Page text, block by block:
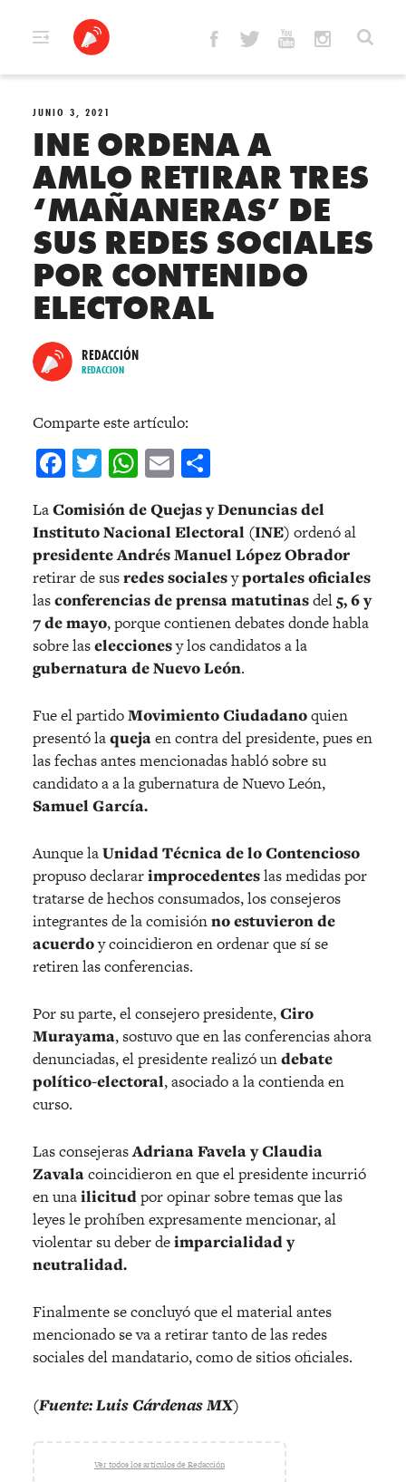
JUNIO 3, 2021
INE ORDENA A
AMLO RETIRAR TRES
‘MAÑANERAS’ DE
SUS REDES SOCIALES
POR CONTENIDO
ELECTORAL
REDACCIÓN
REDACCION
Comparte este artículo:
Facebook
Twitter
WhatsApp
Email
LaComisión de Quejas y Denuncias del
Instituto Nacional Electoral (INE) ordenó al
presidente Andrés Manuel López Obrador
retirar de susredes socialesyportales oficiales
lasconferencias de prensa matutinasdel5, 6 y
7 de mayo, porque contienen debates donde habla
sobre laseleccionesy los candidatos a la
gubernatura de Nuevo León.
Fue el partidoMovimiento Ciudadanoquien
presentó laquejaen contra del presidente, pues en
las fechas antes mencionadas habló sobre su
candidato a a la gubernatura de Nuevo León,
Samuel García.
Aunque laUnidad Técnica de lo Contencioso
propuso declararimprocedenteslas medidas por
tratarse de hechos consumados, los consejeros
integrantes de la comisiónno estuvieron de
acuerdoy coincidieron en ordenar que sí se
retiren las conferencias.
Por su parte, el consejero presidente,Ciro
Murayama, sostuvo que en las conferencias ahora
denunciadas, el presidente realizó undebate
político-electoral, asociado a la contienda en
curso.
Las consejerasAdriana Favela y Claudia
Zavalacoincidieron en que el presidente incurrió
en unailicitudpor opinar sobre temas que las
leyes le prohíben expresamente mencionar, al
violentar su deber deimparcialidad y
neutralidad.
Finalmente se concluyó que el material antes
mencionado se va a retirar tanto de las redes
sociales del mandatario, como de sitios oficiales.
(Fuente: Luis Cárdenas MX)
Ver todos los artículos de Redacción